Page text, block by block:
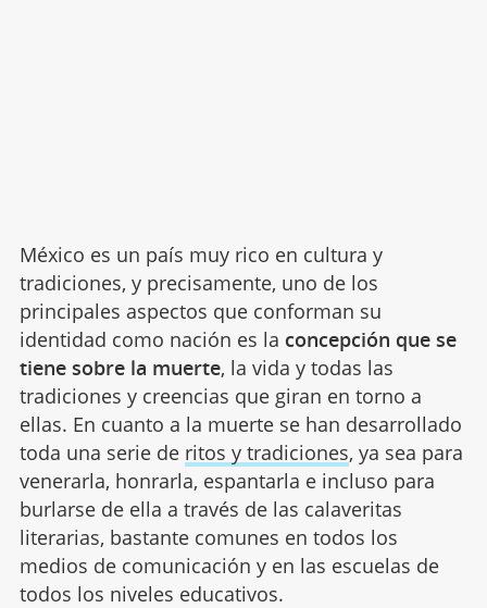
México es un país muy rico en cultura y
tradiciones, y precisamente, uno de los
principales aspectos que conforman su
identidad como nación es la concepción que se
tiene sobre la muerte, la vida y todas las
tradiciones y creencias que giran en torno a
ellas. En cuanto a la muerte se han desarrollado
toda una serie de ritos y tradiciones, ya sea para
venerarla, honrarla, espantarla e incluso para
burlarse de ella a través de las calaveritas
literarias, bastante comunes en todos los
medios de comunicación y en las escuelas de
todos los niveles educativos.